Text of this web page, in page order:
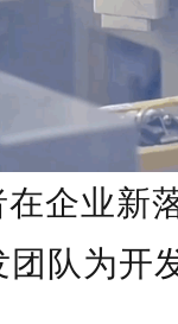
在企业新
队为开